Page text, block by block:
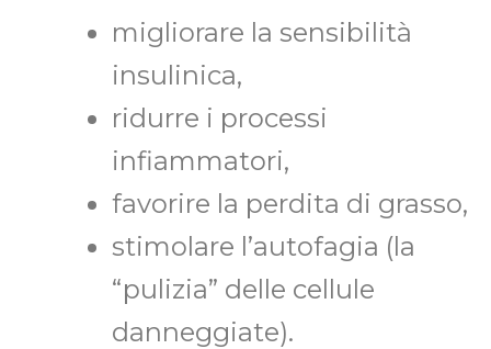
migliorare la sensibilità
insulinica,
ridurre i processi
infiammatori,
favorire la perdita di grasso,
stimolare l’autofagia (la
“pulizia” delle cellule
danneggiate).